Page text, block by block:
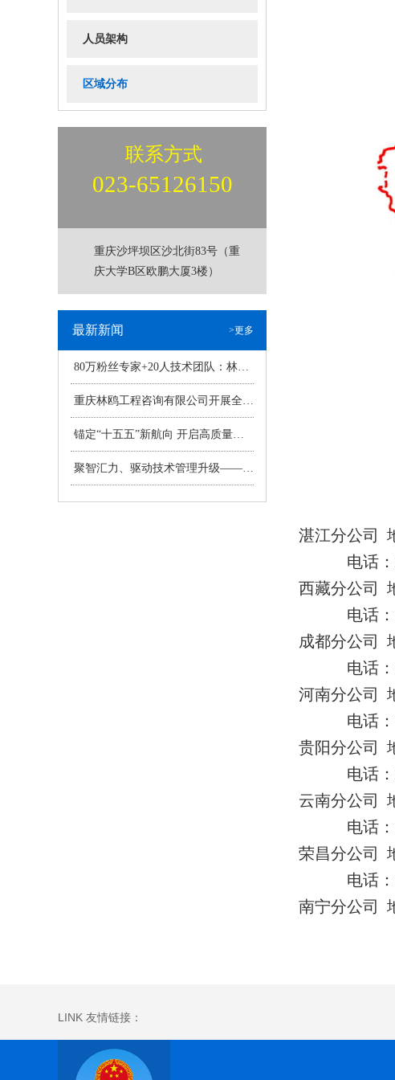
人员架构
区域分布
联系方式
023-65126150
重庆沙坪坝区沙北街83号（重
庆大学B区欧鹏大厦3楼）
最新新闻 >更多
80万粉丝专家+20人技术团队：林鸥咨询点亮“人机数智共生”新范式>
重庆林鸥工程咨询有限公司开展全民国家安全教育日专题学习活动筑牢企业安全防线，共筑新时代国家安全屏障>
锚定“十五五”新航向 开启高质量发展升级元年——重庆林鸥工程咨询有限公司2026年经营工作会议圆满召开>
聚智汇力、驱动技术管理升级——2025年技术管理年度总结会>
湛江分公司
电话：
西藏分公司
电话：
成都分公司
电话：
河南分公司
电话：
贵阳分公司
电话：
云南分公司
电话：
荣昌分公司
电话：
南宁分公司
LINK 友情链接：